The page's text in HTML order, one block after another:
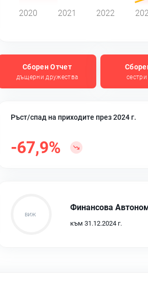
2020 2021 2022
Сборен Отчет
дъщерни дружества
Ръст/спад на приходите през 2024 г.
-67,9%
Финансова
към 31.12.2024 г.